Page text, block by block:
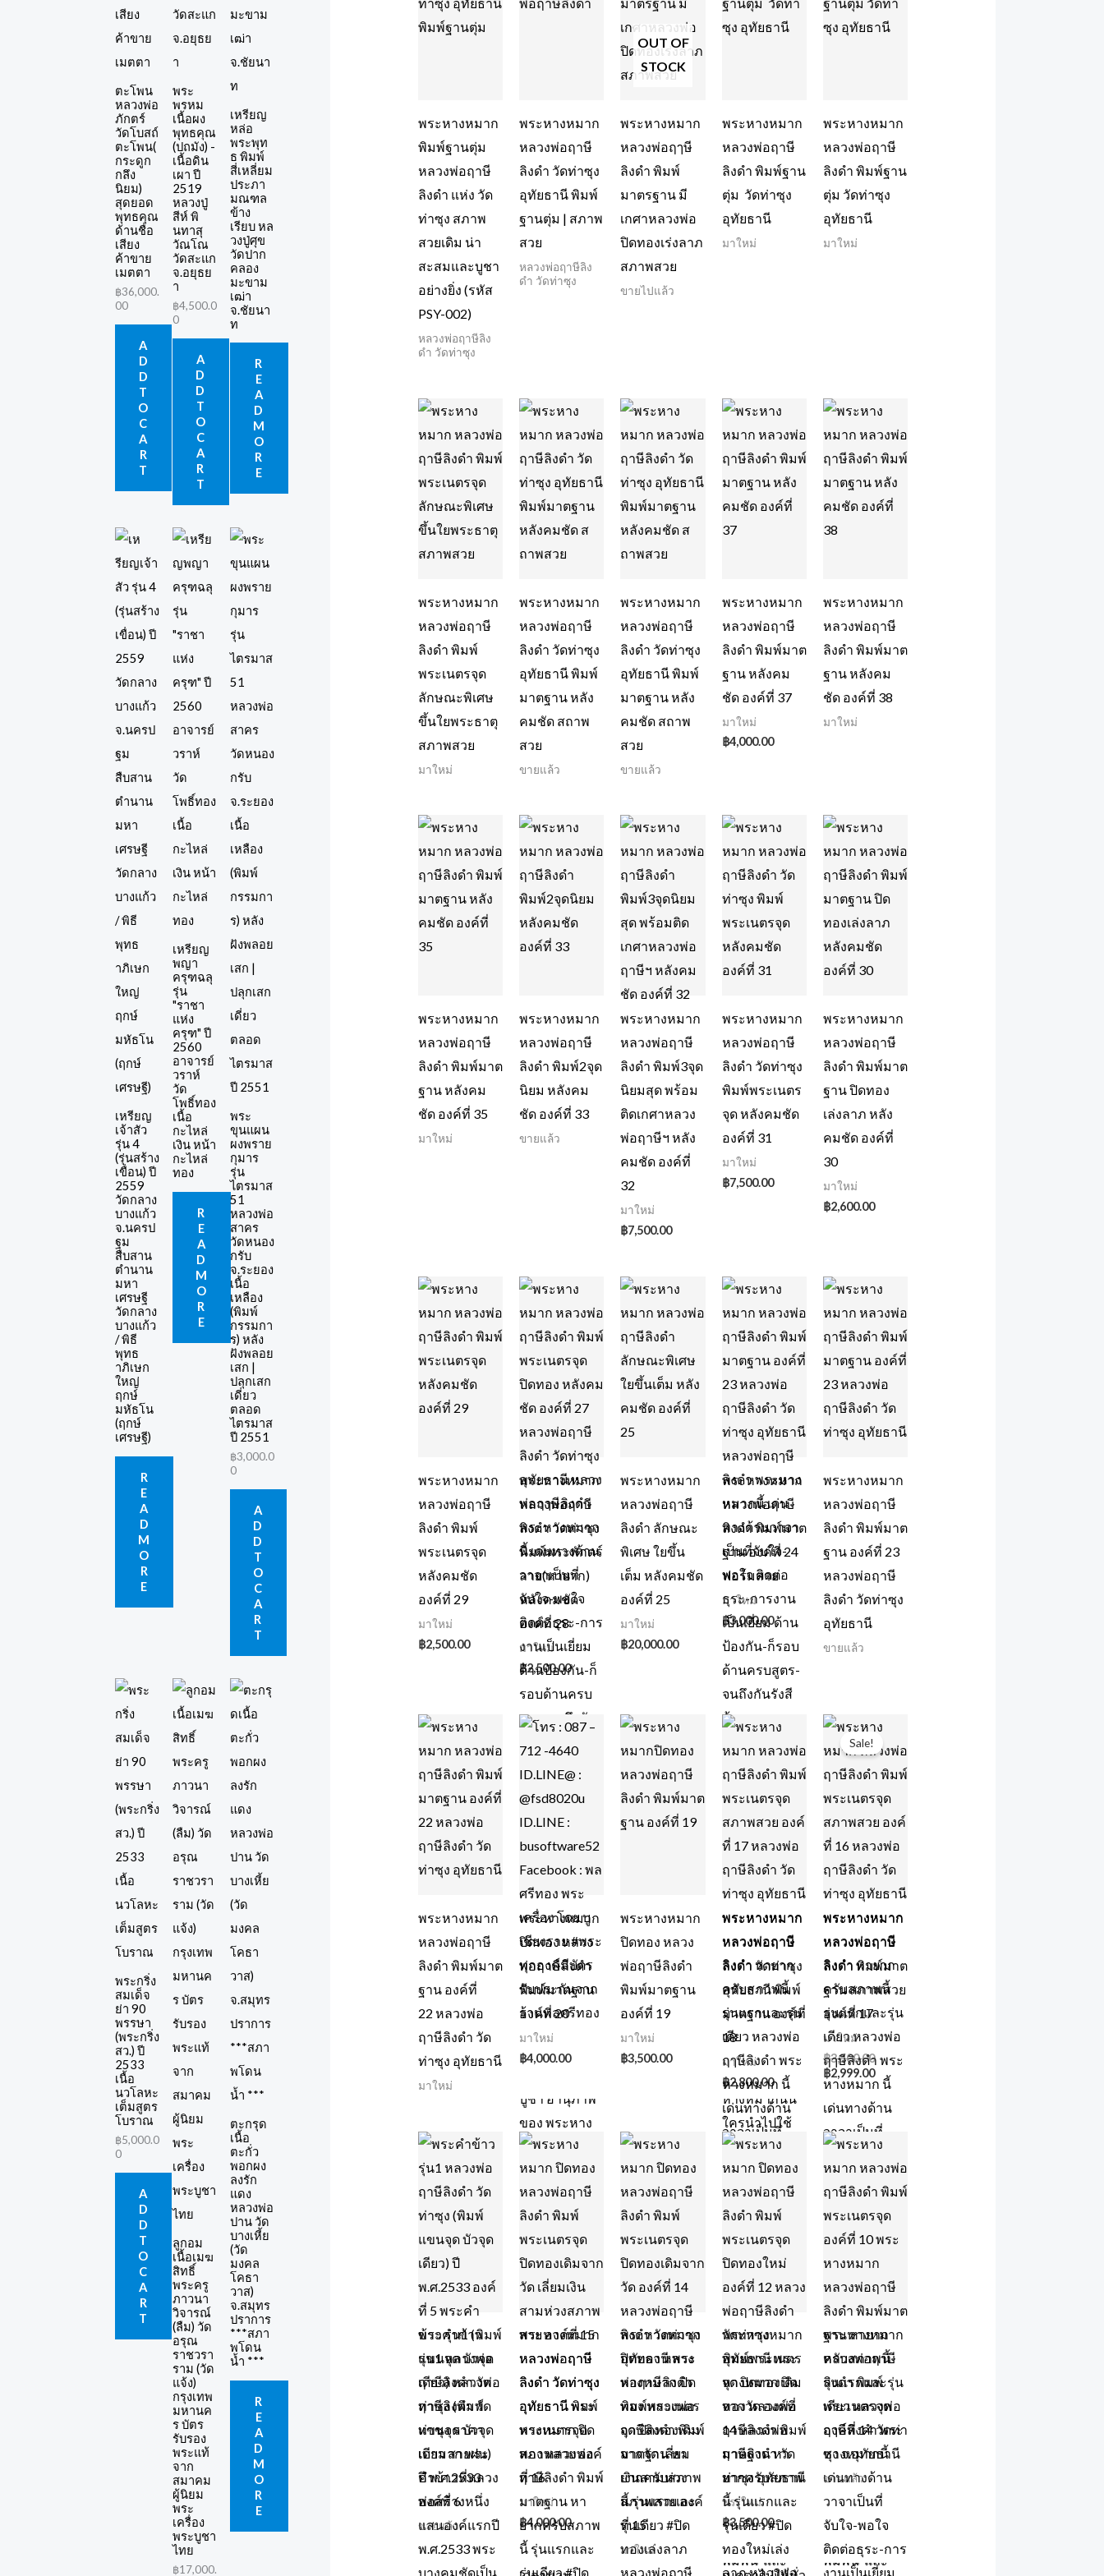
ตะโพน
หลวงพ่อ
ภักตร์
วัดโบสถ์
ตะโพน(
กระดูก
กลึง
นิยม)
สุดยอด
พุทธคุณ
ด้านชื่อ
เสียง
ค้าขาย
เมตตา
฿36,000.
00
A
D
D
T
O
C
A
R
T
พระ
พรหม
เนื้อผง
พุทธคุณ
(ปถมัง) -
เนื้อดิน
เผา ปี
2519
หลวงปู่
สีห์ พิ
นทาสุ
วัณโณ
วัดสะแก
จ.อยุธย
า
฿4,500.0
0
A
D
D
T
O
C
A
R
T
เหรียญ
หล่อ
พระพุท
ธ พิมพ์
สี่เหลี่ยม
ประภา
มณฑล
ข้าง
เรียบ หล
วงปู่ศุข
วัดปาก
คลอง
มะขาม
เฒ่า
จ.ชัยนา
ท
R
E
A
D
M
O
R
E
เหรียญ
เจ้าสัว
รุ่น 4
(รุ่นสร้าง
เขื่อน) ปี
2559
วัดกลาง
บางแก้ว
จ.นครป
ฐม
สืบสาน
ตำนาน
มหา
เศรษฐี
วัดกลาง
บางแก้ว
/ พิธี
พุทธ
าภิเษก
ใหญ่
ฤกษ์
มหัธโน
(ฤกษ์
เศรษฐี)
R
E
A
D
M
O
R
E
เหรียญ
พญา
ครุฑฉลุ
รุ่น
"ราชา
แห่ง
ครุฑ" ปี
2560
อาจารย์
วราห์
วัด
โพธิ์ทอง
เนื้อ
กะไหล่
เงิน หน้า
กะไหล่
ทอง
R
E
A
D
M
O
R
E
พระ
ขุนแผน
ผงพราย
กุมาร
รุ่น
ไตรมาส
51
หลวงพ่อ
สาคร
วัดหนอง
กรับ
จ.ระยอง
เนื้อ
เหลือง
(พิมพ์
กรรมกา
ร) หลัง
ฝังพลอย
เสก |
ปลุกเสก
เดี่ยว
ตลอด
ไตรมาส
ปี 2551
฿3,000.0
0
A
D
D
T
O
C
A
R
T
พระกริ่ง
สมเด็จ
ย่า 90
พรรษา
(พระกริ่ง
สว.) ปี
2533
เนื้อ
นวโลหะ
เต็มสูตร
โบราณ
฿5,000.0
0
A
D
D
T
O
C
A
R
T
ลูกอม
เนื้อเมฆ
สิทธิ์
พระครู
ภาวนา
วิจารณ์
(ลืม) วัด
อรุณ
ราชวรา
ราม (วัด
แจ้ง)
กรุงเทพ
มหานค
ร บัตร
รับรอง
พระแท้
จาก
สมาคม
ผู้นิยม
พระ
เครื่อง
พระบูชา
ไทย
฿17,000.
ตะกรุด
เนื้อ
ตะกั่ว
พอกผง
ลงรัก
แดง
หลวงพ่อ
ปาน วัด
บางเหี้ย
(วัด
มงคล
โคธา
วาส)
จ.สมุทร
ปราการ
***สภา
พโดน
น้ำ ***
R
E
A
D
M
O
R
E
พระหางหมาก
พิมพ์ฐานตุ่ม
หลวงพ่อฤาษี
ลิงดำ แห่ง วัด
ท่าซุง สภาพ
สวยเดิม น่า
สะสมและบูชา
อย่างยิ่ง (รหัส
PSY-002)
หลวงพ่อฤาษีลิง
ดำ วัดท่าซุง
พระหางหมาก
หลวงพ่อฤาษี
ลิงดำ วัดท่าซุง
อุทัยธานี พิมพ์
ฐานตุ่ม | สภาพ
สวย
หลวงพ่อฤาษีลิง
ดำ วัดท่าซุง
OUT OF
STOCK
พระหางหมาก
หลวงพ่อฤๅษี
ลิงดำ พิมพ์
มาตรฐาน มี
เกศาหลวงพ่อ
ปิดทองเร่งลาภ
สภาพสวย
ขายไปแล้ว
พระหางหมาก
หลวงพ่อฤาษี
ลิงดำ พิมพ์ฐาน
ตุ่ม วัดท่าซุง
อุทัยธานี
มาใหม่
พระหางหมาก
หลวงพ่อฤาษี
ลิงดำ พิมพ์ฐาน
ตุ่ม วัดท่าซุง
อุทัยธานี
มาใหม่
พระหางหมาก
หลวงพ่อฤาษี
ลิงดำ พิมพ์
พระเนตรจุด
ลักษณะพิเศษ
ขึ้นใยพระธาตุ
สภาพสวย
มาใหม่
พระหางหมาก
หลวงพ่อฤาษี
ลิงดำ วัดท่าซุง
อุทัยธานี พิมพ์
มาตฐาน หลัง
คมชัด สถาพ
สวย
ขายแล้ว
พระหางหมาก
หลวงพ่อฤาษี
ลิงดำ วัดท่าซุง
อุทัยธานี พิมพ์
มาตฐาน หลัง
คมชัด สถาพ
สวย
ขายแล้ว
พระหางหมาก
หลวงพ่อฤาษี
ลิงดำ พิมพ์มาต
ฐาน หลังคม
ชัด องค์ที่ 37
มาใหม่
฿4,000.00
พระหางหมาก
หลวงพ่อฤาษี
ลิงดำ พิมพ์มาต
ฐาน หลังคม
ชัด องค์ที่ 38
มาใหม่
พระหางหมาก
หลวงพ่อฤาษี
ลิงดำ พิมพ์มาต
ฐาน หลังคม
ชัด องค์ที่ 35
มาใหม่
พระหางหมาก
หลวงพ่อฤาษี
ลิงดำ พิมพ์2จุด
นิยม หลังคม
ชัด องค์ที่ 33
ขายแล้ว
พระหางหมาก
หลวงพ่อฤาษี
ลิงดำ พิมพ์3จุด
นิยมสุด พร้อม
ติดเกศาหลวง
พ่อฤาษีฯ หลัง
คมชัด องค์ที่
32
มาใหม่
฿7,500.00
พระหางหมาก
หลวงพ่อฤาษี
ลิงดำ วัดท่าซุง
พิมพ์พระเนตร
จุด หลังคมชัด
องค์ที่ 31
มาใหม่
฿7,500.00
พระหางหมาก
หลวงพ่อฤาษี
ลิงดำ พิมพ์มาต
ฐาน ปิดทอง
เล่งลาภ หลัง
คมชัด องค์ที่
30
มาใหม่
฿2,600.00
พระหางหมาก
หลวงพ่อฤาษี
ลิงดำ พิมพ์
พระเนตรจุด
หลังคมชัด
องค์ที่ 29
มาใหม่
฿2,500.00
พระหางหมาก
หลวงพ่อฤาษี
ลิงดำ วัดท่าซุง
พิมพ์พระพักตร์
ลาย(หายาก)
หลังคมชัด
องค์ที่ 28
มาใหม่
฿2,500.00
พระหางหมาก
หลวงพ่อฤาษี
ลิงดำ ลักษณะ
พิเศษ ใยขึ้น
เต็ม หลังคมชัด
องค์ที่ 25
มาใหม่
฿20,000.00
พระหางหมาก
หลวงพ่อฤาษี
ลิงดำ พิมพ์มาต
ฐาน องค์ที่ 24
ฟอร์มสวย
มาใหม่
฿3,000.00
พระหางหมาก
หลวงพ่อฤาษี
ลิงดำ พิมพ์มาต
ฐาน องค์ที่ 23
หลวงพ่อฤาษี
ลิงดำ วัดท่าซุง
อุทัยธานี
ขายแล้ว
พระหางหมาก
หลวงพ่อฤาษี
ลิงดำ พิมพ์มาต
ฐาน องค์ที่
22 หลวงพ่อ
ฤาษีลิงดำ วัด
ท่าซุง อุทัยธานี
มาใหม่
พระหางหมาก
ปิดทอง หลวง
พ่อฤาษีลิงดำ
พิมพ์มาตฐาน
องค์ที่ 20
มาใหม่
฿4,000.00
พระหางหมาก
ปิดทอง หลวง
พ่อฤาษีลิงดำ
พิมพ์มาตฐาน
องค์ที่ 19
มาใหม่
฿3,500.00
พระหางหมาก
หลวงพ่อฤาษี
ลิงดำ วัดท่าซุง
อุทัยธานี พิมพ์
มาตฐาน องค์ที่
18
มาใหม่
฿2,800.00
Sale!
พระหางหมาก
หลวงพ่อฤาษี
ลิงดำ พิมพ์มาต
ฐาน สภาพสวย
องค์ที่ 17
มาใหม่
฿3,500.00
price
was:
฿3,500.00.
฿2,999.00
price
is:
฿2,999.00.
พระคำข้าว
รุ่น1 หลวงพ่อ
ฤาษีลิงดำ วัด
ท่าซุง (พิมพ์
แขนจุด บัวจุด
เดียว สายฝน)
ปี พ.ศ.2533
องค์ที่ 6
ขายแล้ว
พระหางหมาก
หลวงพ่อฤาษี
ลิงดำ วัดท่าซุง
อุทัยธานี พิมพ์
พระเนตรจุด
สภาพสวย องค์
ที่ 16
มาใหม่
฿4,000.00
พระหางหมาก
ปิดทอง หลวง
พ่อฤาษีลิงดำ
พิมพ์พระเนตร
จุด ปิดทองเดิม
จากวัด เลี่ยม
เงินสามห่วง
สภาพสวย องค์
ที่ 15
มาใหม่
พระหางหมาก
พิมพ์พระเนตร
จุด ปิดทองเดิม
จากวัด องค์ที่
14 หลวงพ่อ
ฤาษีลิงดำ วัด
ท่าซุง อุทัยธานี
พระใหม่
฿3,500.00
พระหางหมาก
หลวงพ่อฤาษี
ลิงดำ พิมพ์
พระเนตรจุด
องค์ที่ 14 วัดท่า
ซุง จ.อุทัยธานี
ขายแล้ว